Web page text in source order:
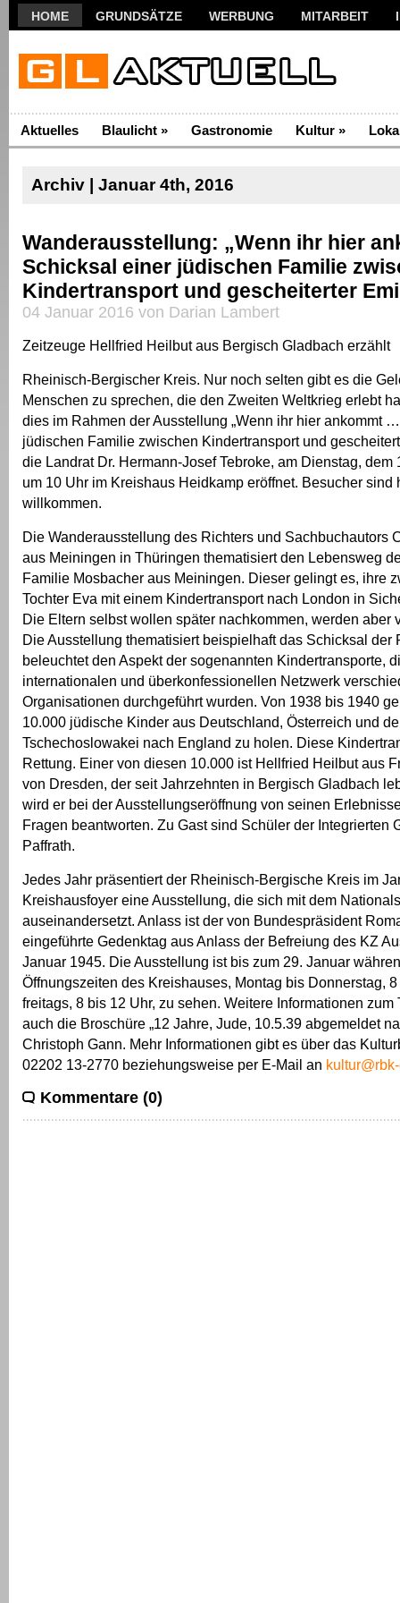
HOME GRUNDSÄTZE WERBUNG MITARBEIT
Aktuelles Blaulicht » Gastronomie Kultur »
Archiv | Januar 4th, 2016
Wanderausstellung: „Wenn ihr hier
Schicksal einer jüdischen Familie
Kindertransport und gescheiterter
04 Januar 2016 von Darian Lambert
Zeitzeuge Hellfried Heilbut aus Bergisch Gladbach erzählt
Rheinisch-Bergischer Kreis. Nur noch selten gibt es die
Menschen zu sprechen, die den Zweiten Weltkrieg erlebt
dies im Rahmen der Ausstellung „Wenn ihr hier ankommt
jüdischen Familie zwischen Kindertransport und
die Landrat Dr. Hermann-Josef Tebroke, am Dienstag, dem
um 10 Uhr im Kreishaus Heidkamp eröffnet. Besucher sind
willkommen.
Die Wanderausstellung des Richters und Sachbuchautors
aus Meiningen in Thüringen thematisiert den Lebensweg
Familie Mosbacher aus Meiningen. Dieser gelingt es, ihre
Tochter Eva mit einem Kindertransport nach London in
Die Eltern selbst wollen später nachkommen, werden aber
Die Ausstellung thematisiert beispielhaft das Schicksal der
beleuchtet den Aspekt der sogenannten Kindertransporte,
internationalen und überkonfessionellen Netzwerk
Organisationen durchgeführt wurden. Von 1938 bis 1940
10.000 jüdische Kinder aus Deutschland, Österreich und
Tschechoslowakei nach England zu holen. Diese
Rettung. Einer von diesen 10.000 ist Hellfried Heilbut aus
von Dresden, der seit Jahrzehnten in Bergisch Gladbach
wird er bei der Ausstellungseröffnung von seinen
Fragen beantworten. Zu Gast sind Schüler der Integrierten
Paffrath.
Jedes Jahr präsentiert der Rheinisch-Bergische Kreis im
Kreishausfoyer eine Ausstellung, die sich mit dem
auseinandersetzt. Anlass ist der von Bundespräsident
eingeführte Gedenktag aus Anlass der Befreiung des KZ
Januar 1945. Die Ausstellung ist bis zum 29. Januar
Öffnungszeiten des Kreishauses, Montag bis Donnerstag,
freitags, 8 bis 12 Uhr, zu sehen. Weitere Informationen zum
auch die Broschüre „12 Jahre, Jude, 10.5.39 abgemeldet
Christoph Gann. Mehr Informationen gibt es über das
02202 13-2770 beziehungsweise per E-Mail an
Kommentare (0)